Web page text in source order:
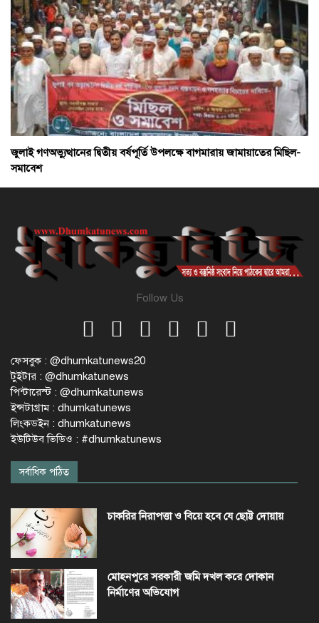
জুলাই গণঅভ্যুত্থানের দ্বিতীয় বর্ষপূর্তি উপলক্ষে বাগমারায় জামায়াতের মিছিল-
সমাবেশ
Follow Us
ফেসবুক : @dhumkatunews20
টুইটার : @dhumkatunews
পিন্টারেস্ট : @dhumkatunews
ইন্সটাগ্রাম : dhumkatunews
লিংকডইন : dhumkatunews
ইউটিউব ভিডিও : #dhumkatunews
সর্বাধিক পঠিত
চাকরির নিরাপত্তা ও বিয়ে হবে যে ছোট্ট দোয়ায়
মোহনপুরে সরকারী জমি দখল করে দোকান
নির্মাণের অভিযোগ